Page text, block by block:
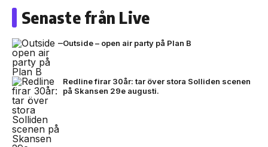
Senaste från Live
Outside – open air party på Plan B
Redline firar 30år: tar över stora Solliden scenen
på Skansen 29e augusti.